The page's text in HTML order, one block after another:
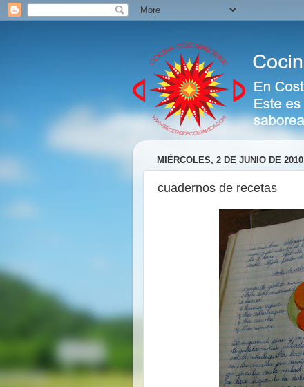
MIÉRCOLES, 2 DE JUNIO DE 2010
cuadernos de recetas